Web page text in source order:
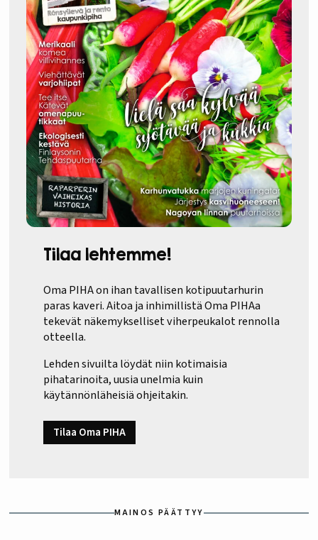
Tilaa lehtemme!
Oma PIHA on ihan tavallisen kotipuutarhurin
paras kaveri. Aitoa ja inhimillistä Oma PIHAa
tekevät näkemykselliset viherpeukalot rennolla
otteella.
Lehden sivuilta löydät niin kotimaisia
pihatarinoita, uusia unelmia kuin
käytännönläheisiä ohjeitakin.
Tilaa Oma PIHA
MAINOS PÄÄTTYY